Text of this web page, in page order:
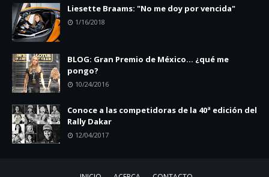
Liesette Braams: "No me doy por vencida"
1/16/2018
BLOG: Gran Premio de México... ¿qué me
pongo?
10/24/2016
Conoce a las competidoras de la 40ª edición del
Rally Dakar
12/04/2017